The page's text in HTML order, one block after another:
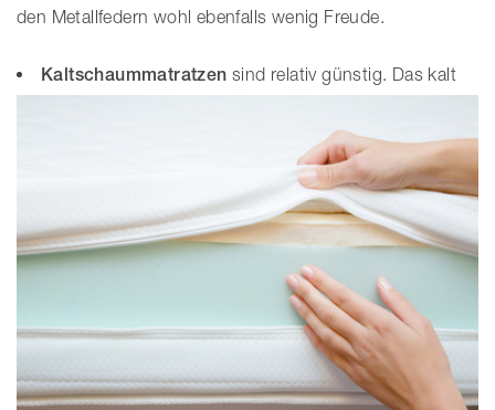
den Metallfedern wohl ebenfalls wenig Freude.
Kaltschaummatratzen sind relativ günstig. Das kalt